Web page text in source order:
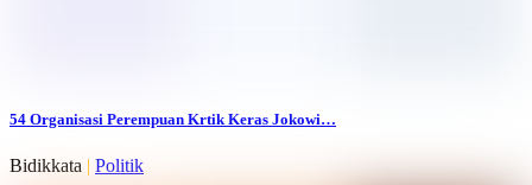
54 Organisasi Perempuan Krtik Keras Jokowi…
Bidikkata | Politik